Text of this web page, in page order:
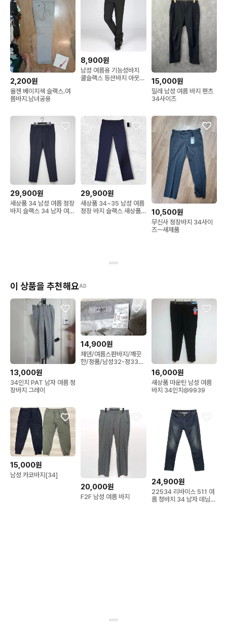
2,200원
올젠 베이지색 슬랙스.여
름바지.남녀공용
8,900원
남성 여름용 기능성바지
쿨슬랙스 등산바지 아웃도
15,000원
밀레 남성 여름 바지 팬츠
34사이즈
29,900원
새상품 34 남성 여름 정장
바지 슬랙스 34 남자 여름
29,900원
새상품 34~35 남성 여름
정장 바지 슬랙스 새상품
10,500원
무신사 정장바지 34사이
즈ㅡ새제품
이 상품을 추천해요AD
13,000원
34인치 PAT 남자 여름 정
장바지 그레이
14,900원
제덴/여름스판바지/깨끗
한/정품/남성32-정33인
16,000원
새상품 마운틴 남성 여름
바지 34인치@9939
15,000원
남성 카코바지[34]
20,000원
F2F 남성 여름 바지
24,900원
22534 리바이스 511 여
름 청바지 34 남자 데님